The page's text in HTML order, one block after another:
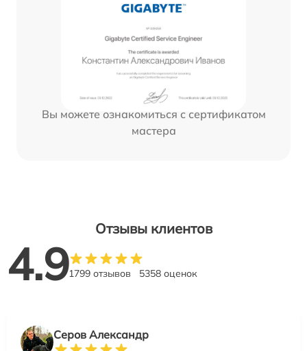
Вы можете ознакомиться с сертификатом
мастера
Отзывы клиентов
4.91799 отзывов 5358 оценок
Серов Александр